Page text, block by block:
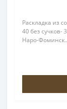
Раскладка из
40 без сучков-
Наро-